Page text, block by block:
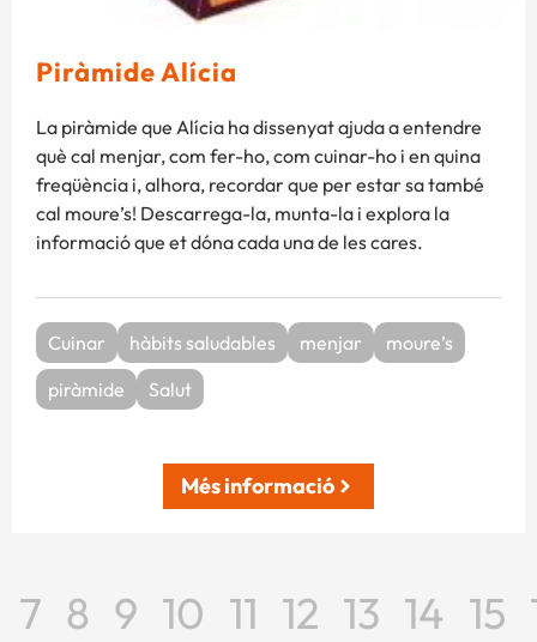
Piràmide Alícia
La piràmide que Alícia ha dissenyat ajuda a entendre
què cal menjar, com fer-ho, com cuinar-ho i en quina
freqüència i, alhora, recordar que per estar sa també
cal moure’s! Descarrega-la, munta-la i explora la
informació que et dóna cada una de les cares.
Cuinar hàbits saludables menjar
moure’s
piràmide
Salut
Més informació
7 8 9 10 11 12 13 14 15